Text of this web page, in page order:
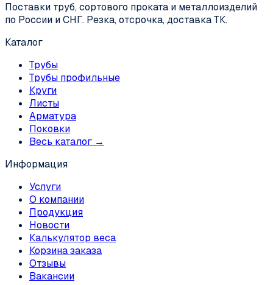
Поставки труб, сортового проката и металлоизделий
по России и СНГ. Резка, отсрочка, доставка ТК.
Каталог
Трубы
Трубы профильные
Круги
Листы
Арматура
Поковки
Весь каталог →
Информация
Услуги
О компании
Продукция
Новости
Калькулятор веса
Корзина заказа
Отзывы
Вакансии